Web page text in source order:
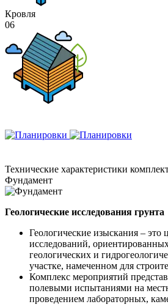
Кровля
06
Технические характеристики
Фундамент
Геологические исследования грунта
Геологические изыскания – это
исследований,
геологических и
участке, намеченном для
Комплекс мероприятий
полевыми испытаниями на
проведением лабораторных,